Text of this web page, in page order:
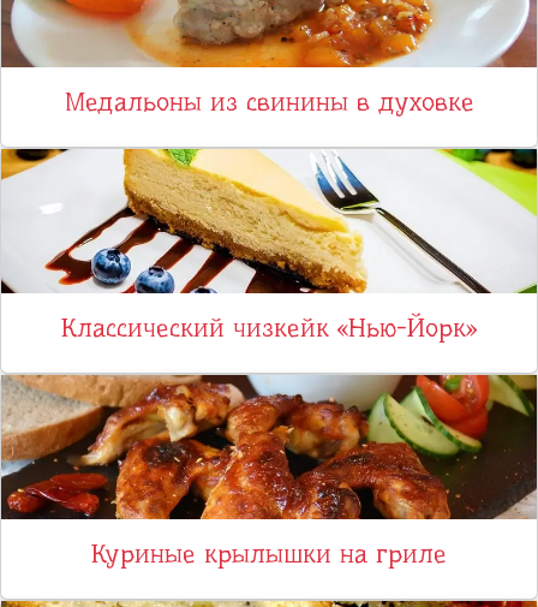
Медальоны из свинины в духовке
Классический чизкейк «Нью-Йорк»
Куриные крылышки на гриле